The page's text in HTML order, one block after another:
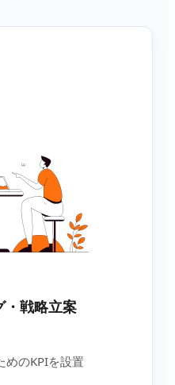
・戦略立案
めのKPIを設置